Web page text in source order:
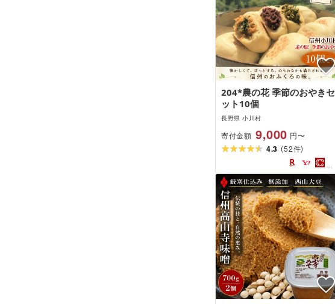
204*農の花 季節のおやきセ
ット10個
長野県 小川村
寄付金額 9,000 円〜
4.3 (52件)